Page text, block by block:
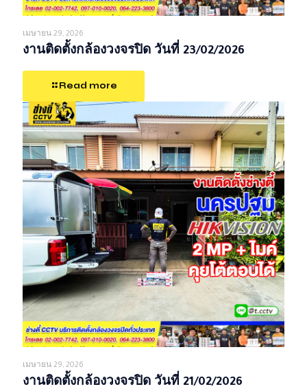
เมษายน 29, 2026
งานติดตั้งกล้องวงจรปิด วันที่ 23/02/2026
Read more
เมษายน 29, 2026
งานติดตั้งกล้องวงจรปิด วันที่ 21/02/2026